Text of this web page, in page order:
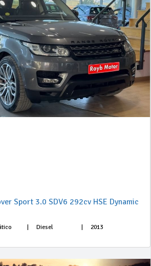
Sport 3.0 SDV6 292cv HSE Dynamic
Diesel 2013